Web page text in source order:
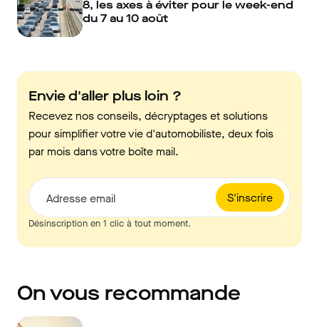
8, les axes à éviter pour le week-end
du 7 au 10 août
Envie d'aller plus loin ?
Recevez nos conseils, décryptages et solutions
pour simplifier votre vie d'automobiliste, deux fois
par mois dans votre boîte mail.
S'inscrire
Adresse email
Désinscription en 1 clic à tout moment.
On vous recommande